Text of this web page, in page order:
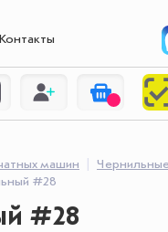
Контакты
машин
#28
#28